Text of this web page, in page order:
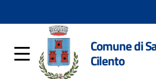
Comune di
Cilento